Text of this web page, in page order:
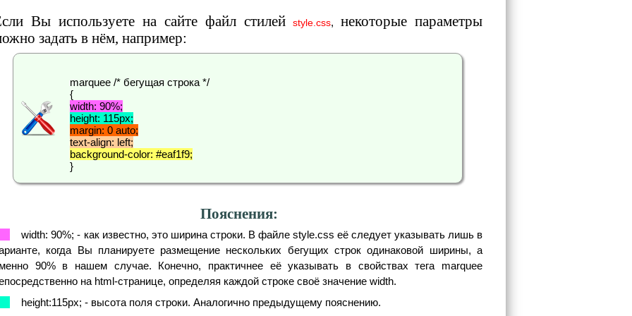
Вы используете на сайте файл стилей style.css, некоторые параметры
задать в нём, например:
marquee /* бегущая строка */
{
width: 90%;
height: 115px;
margin: 0 auto;
text-align: left;
background-color: #eaf1f9;
}
Пояснения:
width: 90%; - как известно, это ширина строки. В файле style.css её следует указывать лишь в
когда Вы планируете размещение нескольких бегущих строк одинаковой ширины, а
90% в нашем случае. Конечно, практичнее её указывать в свойствах тега marquee
на html-странице, определяя каждой строке своё значение width.
height:115px; - высота поля строки. Аналогично предыдущему пояснению.